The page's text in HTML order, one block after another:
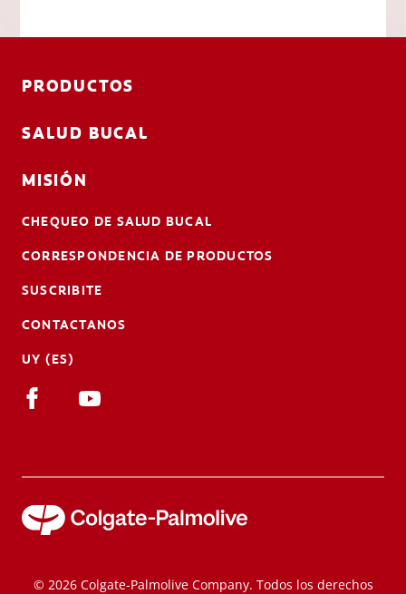
PRODUCTOS
SALUD BUCAL
MISIÓN
CHEQUEO DE SALUD BUCAL
CORRESPONDENCIA DE PRODUCTOS
SUSCRIBITE
CONTACTANOS
UY (ES)
© 2026 Colgate-Palmolive Company. Todos los derechos